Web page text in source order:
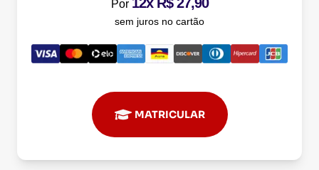
Por
sem juros no cartão
MATRICULAR